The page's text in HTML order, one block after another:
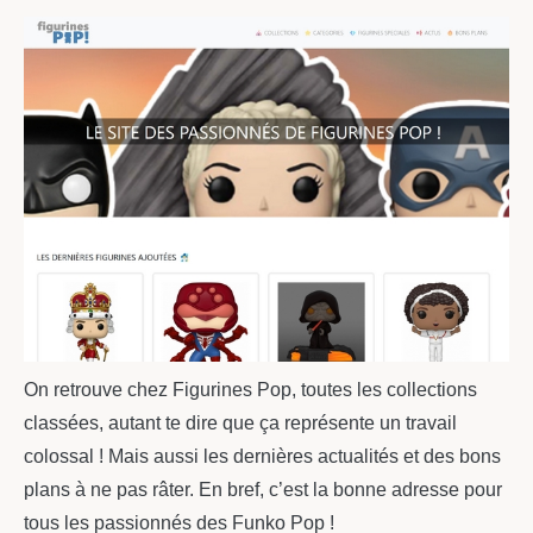
On retrouve chez Figurines Pop, toutes les collections
classées, autant te dire que ça représente un travail
colossal ! Mais aussi les dernières actualités et des bons
plans à ne pas râter. En bref, c’est la bonne adresse pour
tous les passionnés des Funko Pop !